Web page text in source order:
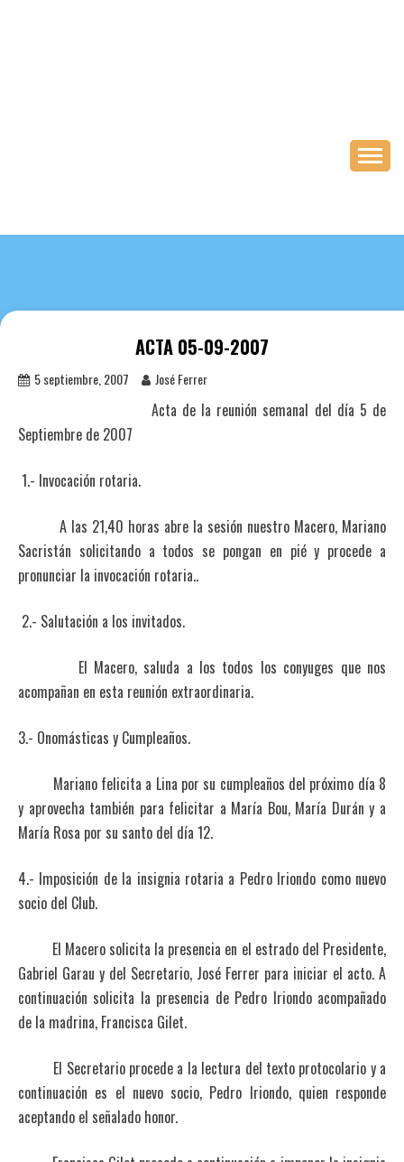
ACTA 05-09-2007
5 septiembre, 2007 José Ferrer
Acta de la reunión semanal del día 5 de
Septiembre de 2007
1.- Invocación rotaria.
A las 21,40 horas abre la sesión nuestro Macero, Mariano
Sacristán solicitando a todos se pongan en pié y procede a
pronunciar la invocación rotaria..
2.- Salutación a los invitados.
El Macero, saluda a los todos los conyuges que nos
acompañan en esta reunión extraordinaria.
3.- Onomásticas y Cumpleaños.
Mariano felicita a Lina por su cumpleaños del próximo día 8
y aprovecha también para felicitar a María Bou, María Durán y a
María Rosa por su santo del día 12.
4.- Imposición de la insignia rotaria a Pedro Iriondo como nuevo
socio del Club.
El Macero solicita la presencia en el estrado del Presidente,
Gabriel Garau y del Secretario, José Ferrer para iniciar el acto. A
continuación solicita la presencia de Pedro Iriondo acompañado
de la madrina, Francisca Gilet.
El Secretario procede a la lectura del texto protocolario y a
continuación es el nuevo socio, Pedro Iriondo, quien responde
aceptando el señalado honor.